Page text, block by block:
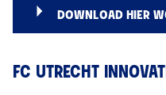
DOWNLOAD HIER
FC UTRECHT